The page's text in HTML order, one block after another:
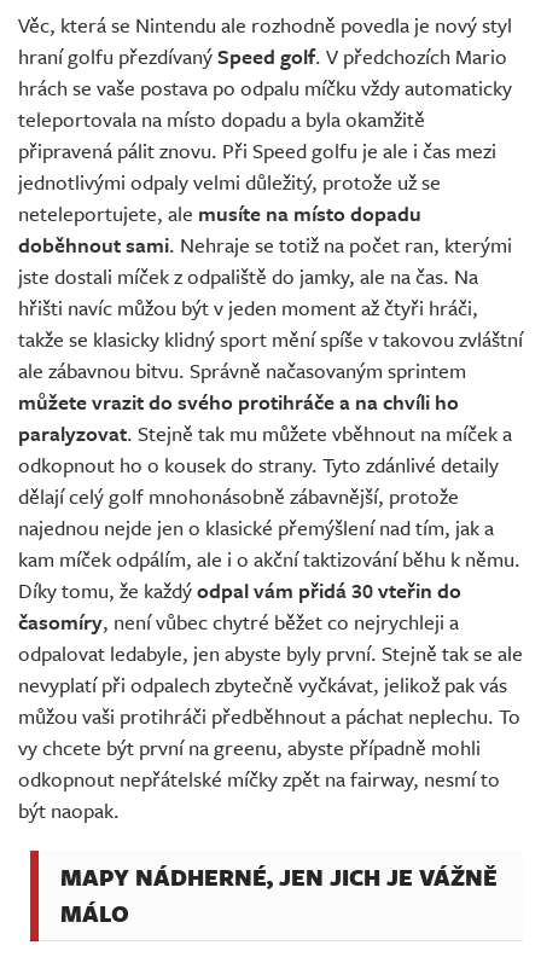
Věc, která se Nintendu ale rozhodně povedla je nový styl
hraní golfu přezdívanýSpeed golf. V předchozích Mario
hrách se vaše postava po odpalu míčku vždy automaticky
teleportovala na místo dopadu a byla okamžitě
připravená pálit znovu. Při Speed golfu je ale i čas mezi
jednotlivými odpaly velmi důležitý, protože už se
neteleportujete, ale musíte na místo dopadu
doběhnout sami. Nehraje se totiž na počet ran, kterými
jste dostali míček z odpaliště do jamky, ale na čas. Na
hřišti navíc můžou být v jeden moment až čtyři hráči,
takže se klasicky klidný sport mění spíše v takovou zvláštní
ale zábavnou bitvu. Správně načasovaným sprintem
můžete vrazit do svého protihráče a na chvíli ho
paralyzovat. Stejně tak mu můžete vběhnout na míček a
odkopnout ho o kousek do strany. Tyto zdánlivé detaily
dělají celý golf mnohonásobně zábavnější, protože
najednou nejde jen o klasické přemýšlení nad tím, jak a
kam míček odpálím, ale i o akční taktizování běhu k němu.
Díky tomu, že každýodpal vám přidá 30 vteřin do
časomíry, není vůbec chytré běžet co nejrychleji a
odpalovat ledabyle, jen abyste byly první. Stejně tak se ale
nevyplatí při odpalech zbytečně vyčkávat, jelikož pak vás
můžou vaši protihráči předběhnout a páchat neplechu. To
vy chcete být první na greenu, abyste případně mohli
odkopnout nepřátelské míčky zpět na fairway, nesmí to
být naopak.
MAPY NÁDHERNÉ, JEN JICH JE VÁŽNĚ
MÁLO